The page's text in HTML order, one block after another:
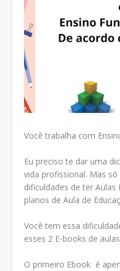
Você trabalha com
Eu preciso te dar uma
vida profissional. Mas
dificuldades de ter
planos de Aula de
Você tem essa
esses 2 E-books de
O primeiro Ebook é